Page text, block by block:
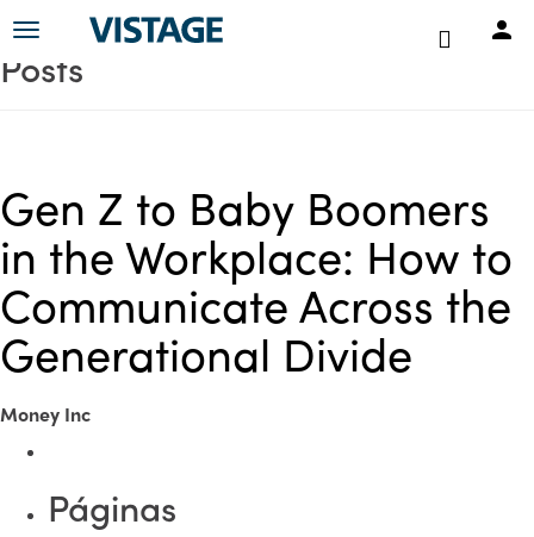
Toggle
Posts
Gen Z to Baby Boomers
in the Workplace: How to
Communicate Across the
Generational Divide
Money Inc
Páginas